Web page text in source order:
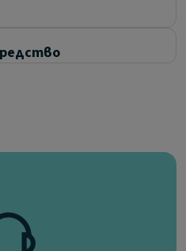
пътна помощ?